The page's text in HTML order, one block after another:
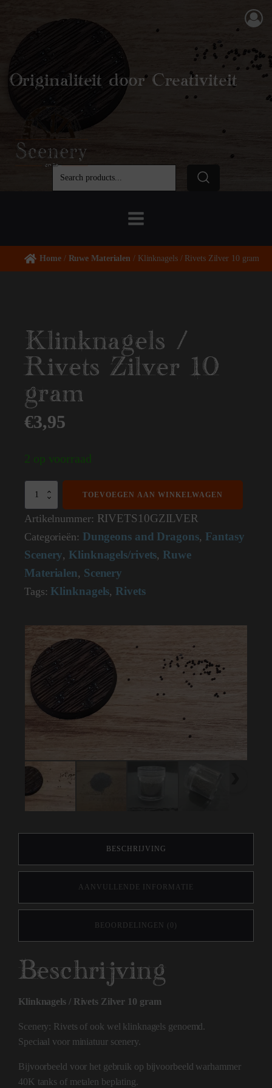
Originaliteit door Creativiteit
Home/ Ruwe Materialen / Klinknagels / Rivets Zilver 10 gram
Klinknagels /
Rivets Zilver 10
gram
€3,95
2 op voorraad
Klinknagels
Rivets
10
aantal
TOEVOEGEN AAN WINKELWAGEN
Artikelnummer: RIVETS10GZILVER
Categorieën: Dungeons and Dragons, Fantasy
Scenery, Klinknagels/rivets, Ruwe
Materialen, Scenery
Tags: Klinknagels, Rivets
BESCHRIJVING
AANVULLENDE INFORMATIE
BEOORDELINGEN (0)
Beschrijving
Klinknagels / Rivets Zilver 10 gram
Scenery: Rivets of ook wel klinknagels genoemd.
Speciaal voor miniatuur scenery.
Bijvoorbeeld voor het gebruik op bijvoorbeeld warhammer
40K tanks of metalen beplating.